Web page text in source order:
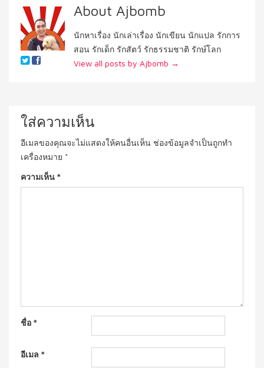
About Ajbomb
นักหาเรื่อง นักเล่าเรื่อง นักเขียน นักแปล รักการ
สอน รักเด็ก รักสัตว์ รักธรรมชาติ รักษ์โลก
View all posts by Ajbomb →
ใส่ความเห็น
อีเมลของคุณจะไม่แสดงให้คนอื่นเห็น ช่องข้อมูลจำเป็นถูกทำ
เครื่องหมาย *
ความเห็น *
ชื่อ *
อีเมล *